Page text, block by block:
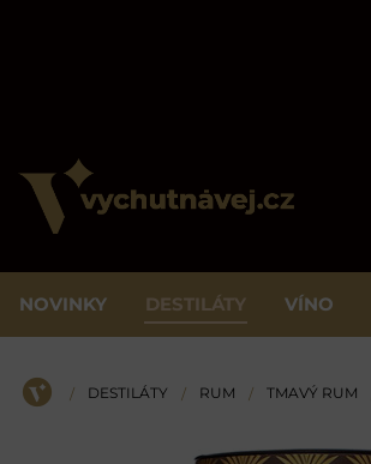
NOVINKY DESTILÁTY VÍNO
ÚVOD
/ DESTILÁTY / RUM / TMAVÝ RUM